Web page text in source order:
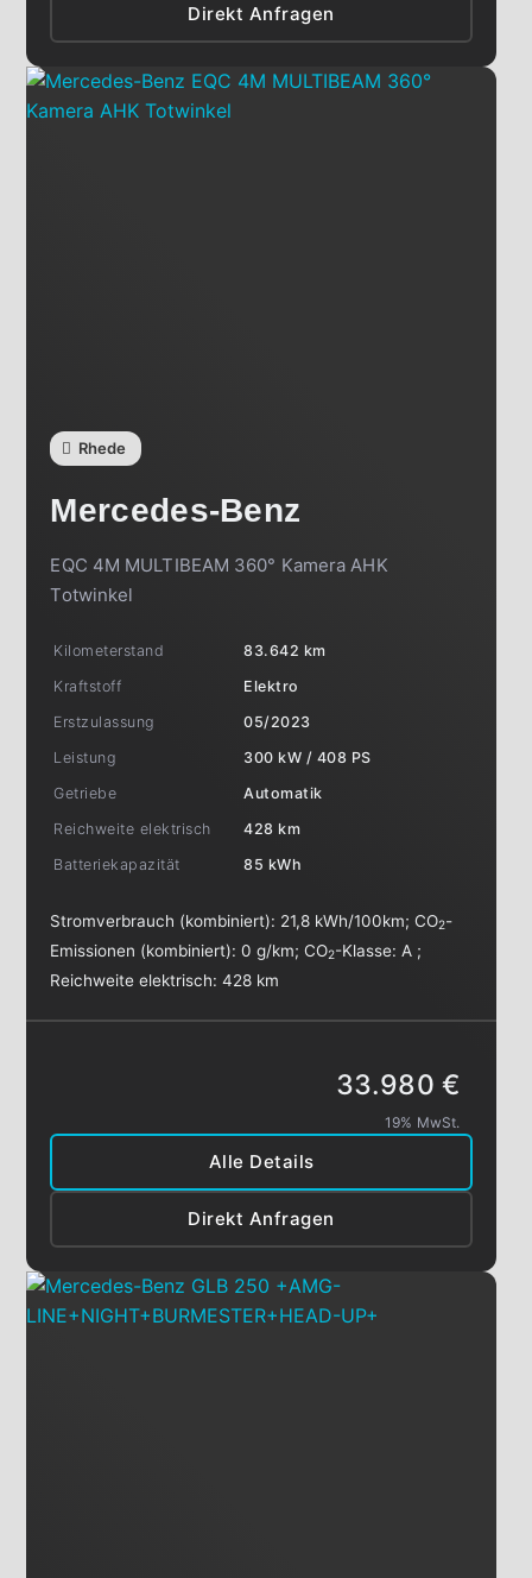
Direkt Anfragen
Rhede
Mercedes-Benz
EQC 4M MULTIBEAM 360° Kamera AHK
Totwinkel
Kilometerstand
83.642 km
Kraftstoff
Elektro
Erstzulassung
05/2023
Leistung
300 kW / 408 PS
Getriebe
Automatik
Reichweite elektrisch
428 km
Batteriekapazität
85 kWh
Stromverbrauch (kombiniert): 21,8 kWh/100km;CO2-
Emissionen (kombiniert):0 g/km;CO2-Klasse:A ;
Reichweite elektrisch:428 km
Alle Details
Direkt Anfragen
33.980 €
19% MwSt.